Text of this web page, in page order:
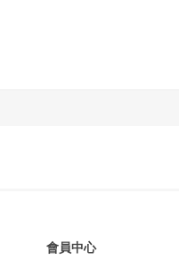
會員中心